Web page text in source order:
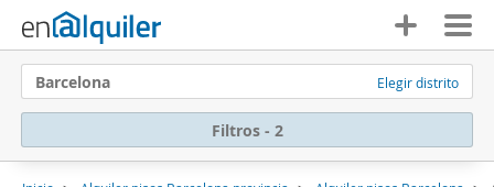
Barcelona Elegir distrito
Filtros - 2